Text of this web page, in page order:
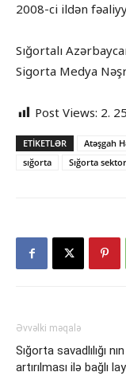
2008-ci ildən
Sığortalı
Sigorta Medya
Post Views: 2.
ETIKETLƏR Atəşgah
sığorta
Sığorta
Əvvəlki məqalə
Sığorta savadlılığı nın
artırılması ilə bağlı